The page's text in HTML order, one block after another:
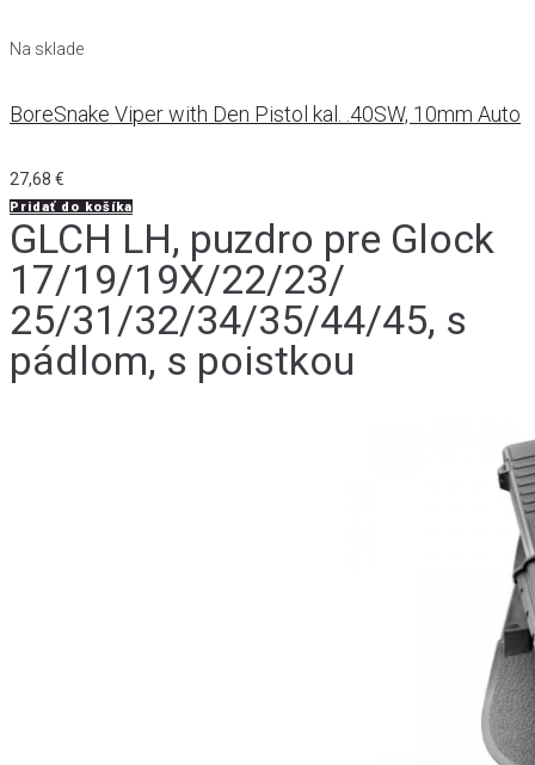
Na sklade
BoreSnake Viper with Den Pistol kal. .40SW, 10mm Auto
27,68 €
Pridať do košíka
GLCH LH, puzdro pre Glock
17/19/19X/22/23/
25/31/32/34/35/44/45, s
pádlom, s poistkou